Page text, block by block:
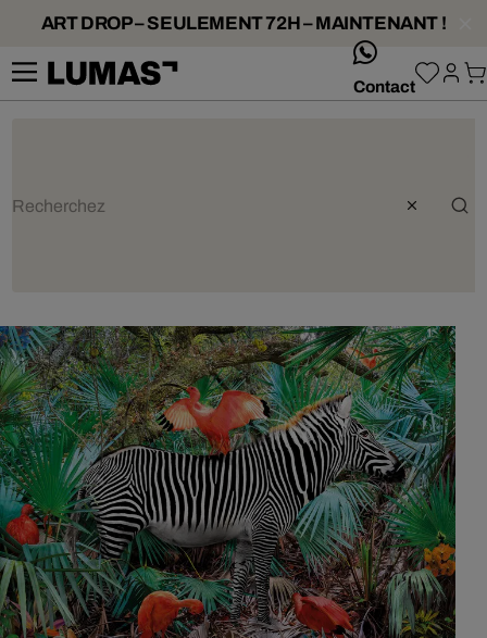
ART DROP – SEULEMENT 72H – MAINTENANT !
Contact